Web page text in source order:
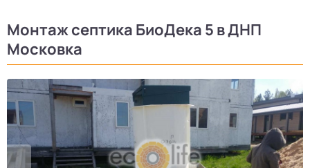
Монтаж септика БиоДека 5 в ДНП
Московка